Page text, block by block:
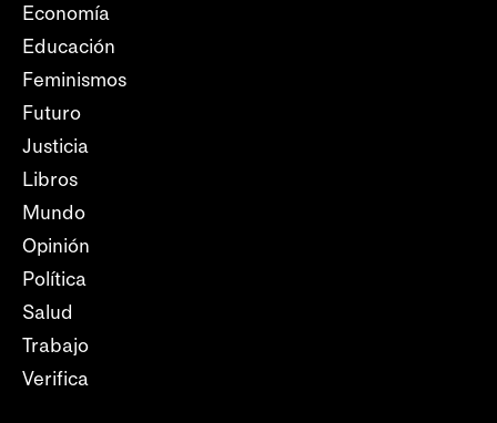
Economía
Educación
Feminismos
Futuro
Justicia
Libros
Mundo
Opinión
Política
Salud
Trabajo
Verifica